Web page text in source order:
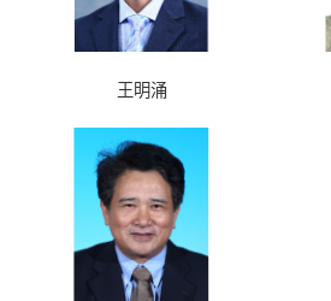
王明涌